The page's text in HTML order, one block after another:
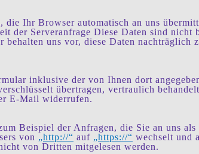
Ihr Browser automatisch an uns
der Serveranfrage Diese Daten sind nicht
uns vor, diese Daten nachträglich
inklusive der von Ihnen dort
übertragen, vertraulich
E-Mail widerrufen.
Beispiel der Anfragen, die Sie an uns als
von „http://“ auf „https://“ wechselt und
von Dritten mitgelesen werden.